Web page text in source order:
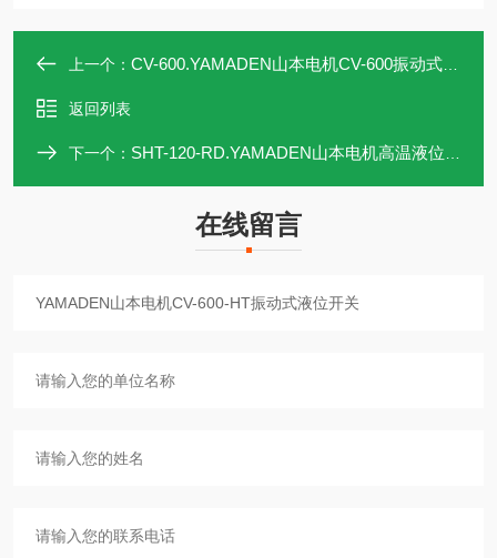
上一个： CV-600.YAMADEN山本电机CV-600振动式液位开关
返回列表
下一个： SHT-120-RD.YAMADEN山本电机高温液位开关SHT-120-RD
在线留言